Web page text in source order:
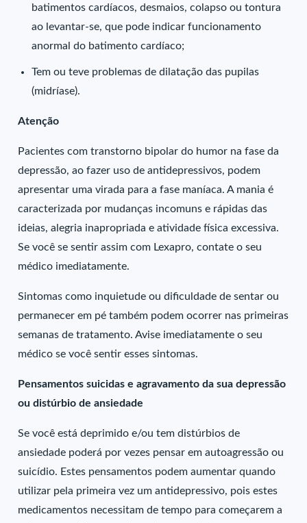
batimentos cardíacos, desmaios, colapso ou tontura
ao levantar-se, que pode indicar funcionamento
anormal do batimento cardíaco;
Tem ou teve problemas de dilatação das pupilas
(midríase).
Atenção
Pacientes com transtorno bipolar do humor na fase da
depressão, ao fazer uso de antidepressivos, podem
apresentar uma virada para a fase maníaca. A mania é
caracterizada por mudanças incomuns e rápidas das
ideias, alegria inapropriada e atividade física excessiva.
Se você se sentir assim com Lexapro, contate o seu
médico imediatamente.
Sintomas como inquietude ou dificuldade de sentar ou
permanecer em pé também podem ocorrer nas primeiras
semanas de tratamento. Avise imediatamente o seu
médico se você sentir esses sintomas.
Pensamentos suicidas e agravamento da sua depressão
ou distúrbio de ansiedade
Se você está deprimido e/ou tem distúrbios de
ansiedade poderá por vezes pensar em autoagressão ou
suicídio. Estes pensamentos podem aumentar quando
utilizar pela primeira vez um antidepressivo, pois estes
medicamentos necessitam de tempo para começarem a